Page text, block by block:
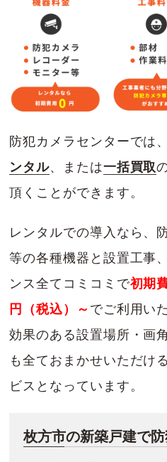
防犯カメラセンターでは
ンタル、または一括買取
頂くことができます。
レンタルでの導入なら、
等の各種機器と設置工事
ンス全てコミコミで初期
円（税込）～ でご利用い
効果のある設置場所・画
も全ておまかせいただけ
ビスとなっています。
枚方市の新築戸建で